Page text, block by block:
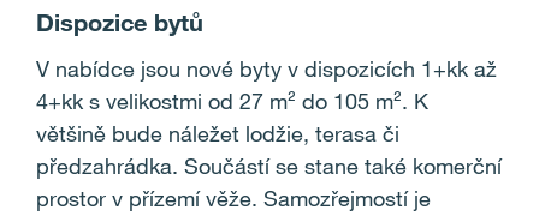
Dispozice bytů
V nabídce jsou nové byty v dispozicích 1+kk až
4+kk s velikostmi od 27 m² do 105 m². K
většině bude náležet lodžie, terasa či
předzahrádka. Součástí se stane také komerční
prostor v přízemí věže. Samozřejmostí je